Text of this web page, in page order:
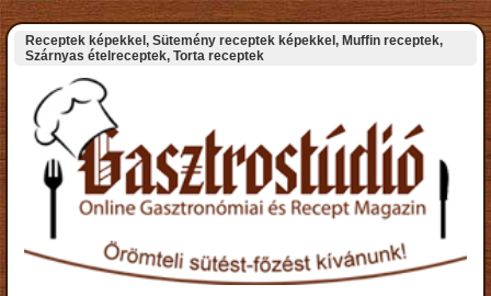
Receptek képekkel, Sütemény receptek képekkel, Muffin receptek,
Szárnyas ételreceptek, Torta receptek